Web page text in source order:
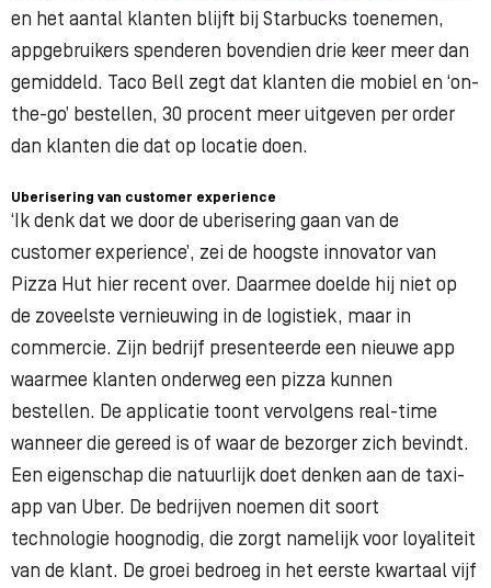
en het aantal klanten blijft bij Starbucks toenemen,
appgebruikers spenderen bovendien drie keer meer dan
gemiddeld. Taco Bell zegt dat klanten die mobiel en ‘on-
the-go’ bestellen, 30 procent meer uitgeven per order
dan klanten die dat op locatie doen.
Uberisering van customer experience
‘Ik denk dat we door de uberisering gaan van de
customer experience’, zei de hoogste innovator van
Pizza Hut hier recent over. Daarmee doelde hij niet op
de zoveelste vernieuwing in de logistiek, maar in
commercie. Zijn bedrijf presenteerde een nieuwe app
waarmee klanten onderweg een pizza kunnen
bestellen. De applicatie toont vervolgens real-time
wanneer die gereed is of waar de bezorger zich bevindt.
Een eigenschap die natuurlijk doet denken aan de taxi-
app van Uber. De bedrijven noemen dit soort
technologie hoognodig, die zorgt namelijk voor loyaliteit
van de klant. De groei bedroeg in het eerste kwartaal vijf